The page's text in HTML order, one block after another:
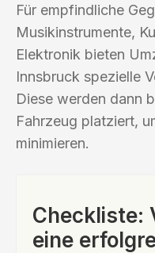
Für empfindliche
Musikinstrumente,
Elektronik bieten
Innsbruck spezielle
Diese werden dann
Fahrzeug platziert,
minimieren.
Checkliste:
eine